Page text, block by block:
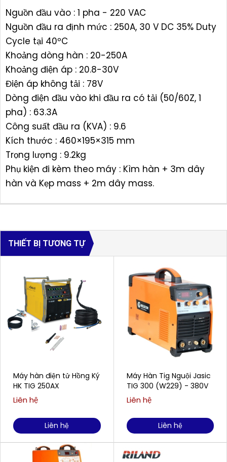
Nguồn đầu vào : 1 pha - 220 VAC
Nguồn đầu ra định mức : 250A, 30 V DC 35% Duty
Cycle tại 40ºC
Khoảng dòng hàn : 20-250A
Khoảng điện áp : 20.8-30V
Điện áp không tải : 78V
Dòng điện đầu vào khi đầu ra có tải (50/60Z, 1
pha) : 63.3A
Công suất đầu ra (KVA) : 9.6
Kích thước : 460×195×315 mm
Trọng lượng : 9.2kg
Phụ kiện đi kèm theo máy : Kìm hàn + 3m dây
hàn và Kẹp mass + 2m dây mass.
THIẾT BỊ TƯƠNG TỰ
Máy hàn điện tử Hồng Ký
HK TIG 250AX
Liên hệ
Liên hệ
Máy Hàn Tig Nguội Jasic
TIG 300 (W229) - 380V
Liên hệ
Liên hệ